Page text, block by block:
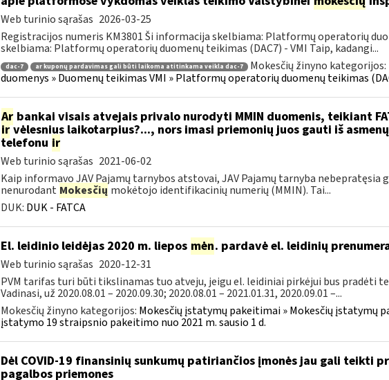
Web turinio sąrašas 2026-03-25
Registracijos numeris KM3801 Ši informacija skelbiama: Platformų operatorių
skelbiama: Platformų operatorių duomenų teikimas (DAC7) - VMI Taip, kadangi...
dac-7 ar kuponų pardavimas gali būti laikoma atitinkama veikla dac-7 Mokesčių žinyno kategorijos:
duomenys » Duomenų teikimas VMI » Platformų operatorių duomenų teikimas
Arbankai visais atvejais privalo nurodyti MMIN duomenis, teikiant
irvėlesnius laikotarpius?..., nors imasi priemonių juos gauti iš
telefonu ir
Web turinio sąrašas 2021-06-02
Kaip informavo JAV Pajamų tarnybos atstovai, JAV Pajamų tarnyba nebepratęsia
nenurodant Mokesčių mokėtojo identifikacinių numerių (MMIN). Tai...
DUK: DUK - FATCA
El. leidinio leidėjas 2020 m. liepos mėn. pardavė el. leidinių
Web turinio sąrašas 2020-12-31
PVM tarifas turi būti tikslinamas tuo atveju, jeigu el. leidiniai pirkėjui bus pradėti
Vadinasi, už 2020.08.01 – 2020.09.30; 2020.08.01 – 2021.01.31, 2020.09.01 –...
Mokesčių žinyno kategorijos: Mokesčių įstatymų pakeitimai » Mokesčių įstatymų
įstatymo 19 straipsnio pakeitimo nuo 2021 m. sausio 1 d.
Dėl COVID-19 finansinių sunkumų patiriančios įmonės jau gali teikti
pagalbos priemones